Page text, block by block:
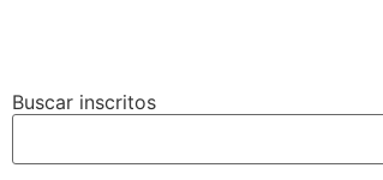
Buscar inscritos